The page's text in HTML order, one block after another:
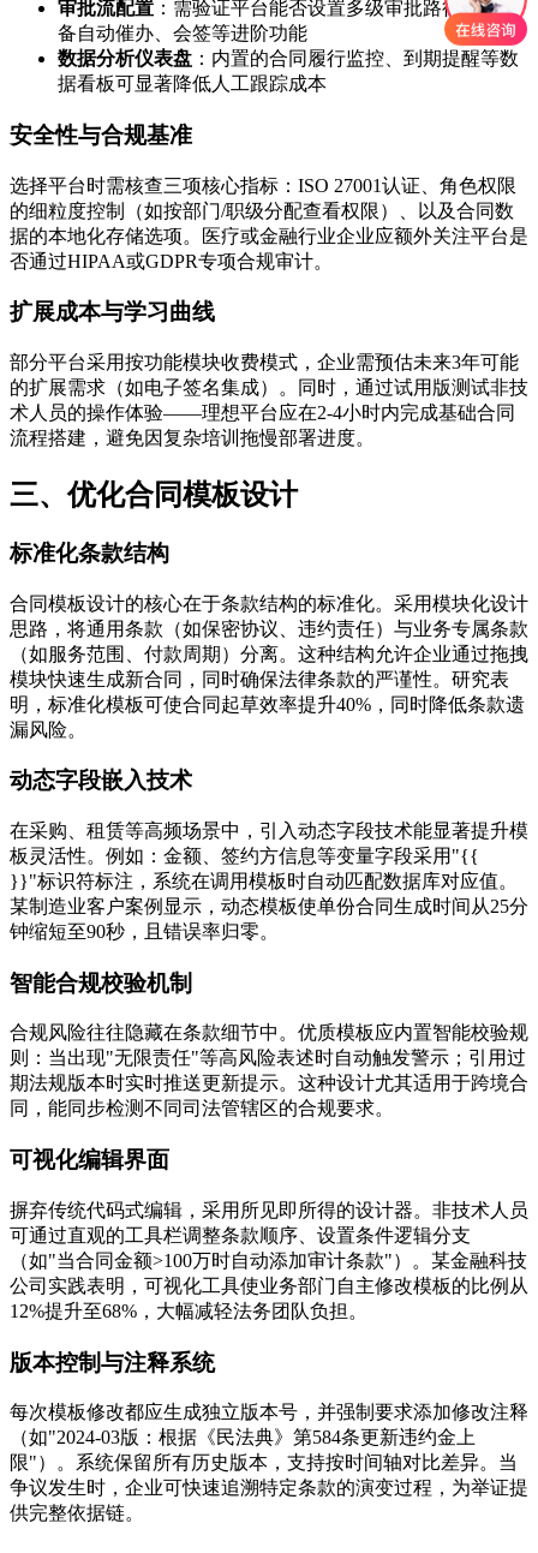
审批流配置 ：需验证平台能否设置多级审批路径，并具
备自动催办、会签等进阶功能
数据分析仪表盘 ：内置的合同履行监控、到期提醒等数
据看板可显著降低人工跟踪成本
安全性与合规基准
选择平台时需核查三项核心指标：ISO 27001认证、角色权限
的细粒度控制（如按部门/职级分配查看权限）、以及合同数
据的本地化存储选项。医疗或金融行业企业应额外关注平台是
否通过HIPAA或GDPR专项合规审计。
扩展成本与学习曲线
部分平台采用按功能模块收费模式，企业需预估未来3年可能
的扩展需求（如电子签名集成）。同时，通过试用版测试非技
术人员的操作体验——理想平台应在2-4小时内完成基础合同
流程搭建，避免因复杂培训拖慢部署进度。
三、优化合同模板设计
标准化条款结构
合同模板设计的核心在于条款结构的标准化。采用模块化设计
思路，将通用条款（如保密协议、违约责任）与业务专属条款
（如服务范围、付款周期）分离。这种结构允许企业通过拖拽
模块快速生成新合同，同时确保法律条款的严谨性。研究表
明，标准化模板可使合同起草效率提升40%，同时降低条款遗
漏风险。
动态字段嵌入技术
在采购、租赁等高频场景中，引入动态字段技术能显著提升模
板灵活性。例如：金额、签约方信息等变量字段采用"{{
}}"标识符标注，系统在调用模板时自动匹配数据库对应值。
某制造业客户案例显示，动态模板使单份合同生成时间从25分
钟缩短至90秒，且错误率归零。
智能合规校验机制
合规风险往往隐藏在条款细节中。优质模板应内置智能校验规
则：当出现"无限责任"等高风险表述时自动触发警示；引用过
期法规版本时实时推送更新提示。这种设计尤其适用于跨境合
同，能同步检测不同司法管辖区的合规要求。
可视化编辑界面
摒弃传统代码式编辑，采用所见即所得的设计器。非技术人员
可通过直观的工具栏调整条款顺序、设置条件逻辑分支
（如"当合同金额>100万时自动添加审计条款"）。某金融科技
公司实践表明，可视化工具使业务部门自主修改模板的比例从
12%提升至68%，大幅减轻法务团队负担。
版本控制与注释系统
每次模板修改都应生成独立版本号，并强制要求添加修改注释
（如"2024-03版：根据《民法典》第584条更新违约金上
限"）。系统保留所有历史版本，支持按时间轴对比差异。当
争议发生时，企业可快速追溯特定条款的演变过程，为举证提
供完整依据链。